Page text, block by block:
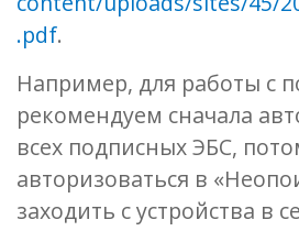
.pdf.
Например, для работы с
рекомендуем сначала
всех подписных ЭБС,
авторизоваться в
заходить с устройства в